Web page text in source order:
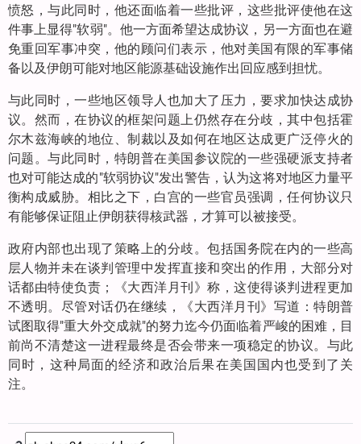
愤怒，与此同时，他还面临着一些批评，这些批评使他在这
件事上显得"软弱"。他一方面希望达成协议，另一方面也在避
免重回军事冲突，他的顾问们表示，他对美国有限的军事储
备以及伊朗可能对地区能源基础设施作出回应感到担忧。
与此同时，一些地区领导人也加大了压力，要求加快达成协
议。然而，在协议的框架问题上仍然存在分歧，其中包括霍
尔木兹海峡的地位、制裁以及如何在地区达成更广泛停火的
问题。与此同时，特朗普在美国参议院的一些强硬派支持者
也对可能达成的"软弱协议"发出警告，认为这将对地区力量平
衡构成威胁。相比之下，白宫的一些官员强调，任何协议只
有能够保证阻止伊朗获得核武器，才算可以被接受。
政府内部也出现了策略上的分歧。包括国务院在内的一些高
层人物并未在谈判管理中发挥直接和突出的作用，大部分对
话都由特使负责；《大西洋月刊》称，这使得谈判进程更加
不透明。尽管对话仍在继续，《大西洋月刊》写道：特朗普
试图取得"重大外交成就"的努力迄今仍面临着严峻的困难，目
前尚不清楚这一进程最终是否会带来一项稳定的协议。与此
同时，这种局面的经济和政治后果在美国国内也受到了关
注。